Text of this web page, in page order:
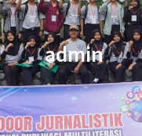
admin